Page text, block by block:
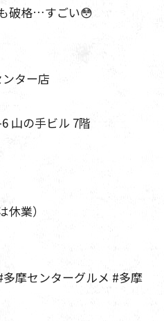
破格…すごい😳
ター店
山の手ビル 7階
業）
摩センターグルメ #多摩